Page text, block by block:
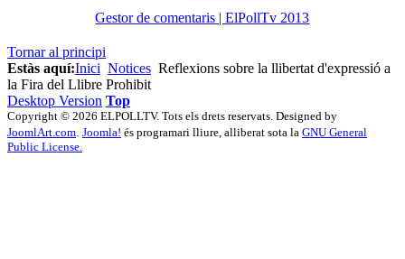
Gestor de comentaris | ElPollTv 2013
Tornar al principi
Estàs aquí:Inici Notices Reflexions sobre la llibertat d'expressió a
la Fira del Llibre Prohibit
Desktop Version Top
Copyright © 2026 ELPOLLTV. Tots els drets reservats. Designed by
JoomlArt.com. Joomla! és programari lliure, alliberat sota la GNU General
Public License.